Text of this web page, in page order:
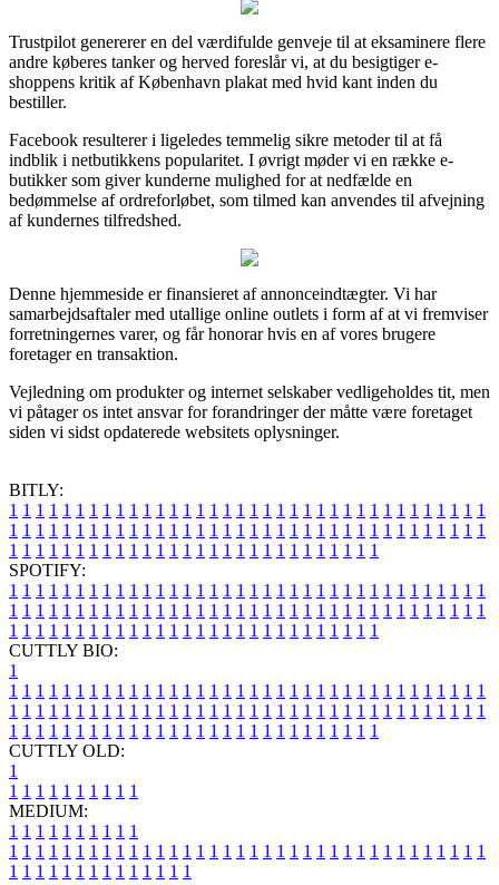
Trustpilot genererer en del værdifulde genveje til at eksaminere flere
andre køberes tanker og herved foreslår vi, at du besigtiger e-
shoppens kritik af København plakat med hvid kant inden du
bestiller.
Facebook resulterer i ligeledes temmelig sikre metoder til at få
indblik i netbutikkens popularitet. I øvrigt møder vi en række e-
butikker som giver kunderne mulighed for at nedfælde en
bedømmelse af ordreforløbet, som tilmed kan anvendes til afvejning
af kundernes tilfredshed.
Denne hjemmeside er finansieret af annonceindtægter. Vi har
samarbejdsaftaler med utallige online outlets i form af at vi fremviser
forretningernes varer, og får honorar hvis en af vores brugere
foretager en transaktion.
Vejledning om produkter og internet selskaber vedligeholdes tit, men
vi påtager os intet ansvar for forandringer der måtte være foretaget
siden vi sidst opdaterede websitets oplysninger.
BITLY:
1 1 1 1 1 1 1 1 1 1 1 1 1 1 1 1 1 1 1 1 1 1 1 1 1 1 1 1 1 1 1 1 1 1 1 1
1 1 1 1 1 1 1 1 1 1 1 1 1 1 1 1 1 1 1 1 1 1 1 1 1 1 1 1 1 1 1 1 1 1 1 1
1 1 1 1 1 1 1 1 1 1 1 1 1 1 1 1 1 1 1 1 1 1 1 1 1 1 1 1
SPOTIFY:
1 1 1 1 1 1 1 1 1 1 1 1 1 1 1 1 1 1 1 1 1 1 1 1 1 1 1 1 1 1 1 1 1 1 1 1
1 1 1 1 1 1 1 1 1 1 1 1 1 1 1 1 1 1 1 1 1 1 1 1 1 1 1 1 1 1 1 1 1 1 1 1
1 1 1 1 1 1 1 1 1 1 1 1 1 1 1 1 1 1 1 1 1 1 1 1 1 1 1 1
CUTTLY BIO:
1
1 1 1 1 1 1 1 1 1 1 1 1 1 1 1 1 1 1 1 1 1 1 1 1 1 1 1 1 1 1 1 1 1 1 1 1
1 1 1 1 1 1 1 1 1 1 1 1 1 1 1 1 1 1 1 1 1 1 1 1 1 1 1 1 1 1 1 1 1 1 1 1
1 1 1 1 1 1 1 1 1 1 1 1 1 1 1 1 1 1 1 1 1 1 1 1 1 1 1 1
CUTTLY OLD:
1
1 1 1 1 1 1 1 1 1 1
MEDIUM:
1 1 1 1 1 1 1 1 1 1
1 1 1 1 1 1 1 1 1 1 1 1 1 1 1 1 1 1 1 1 1 1 1 1 1 1 1 1 1 1 1 1 1 1 1 1
1 1 1 1 1 1 1 1 1 1 1 1 1 1